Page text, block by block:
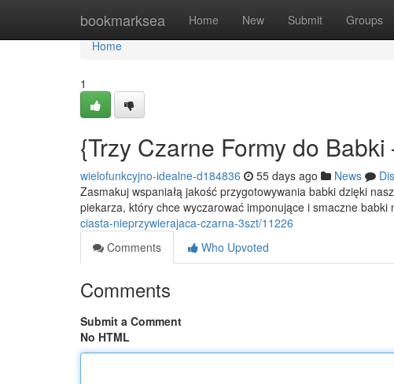
bookmarksea Home New Submit Groups
Home
Home
1
{Trzy Czarne Formy do
wielofunkcyjno-idealne-d184836 55 days ago News
Zasmakuj wspaniałą jakość przygotowywania babki dzięki
piekarza, który chce wyczarować imponujące i smaczne babki
ciasta-nieprzywierajaca-czarna-3szt/11226
Comments
Who Upvoted
Comments
Submit a Comment
No HTML